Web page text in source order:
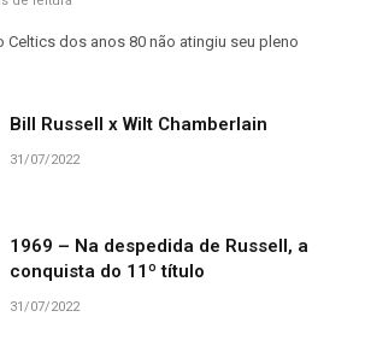
Celtics dos anos 80 não atingiu seu pleno
Bill Russell x Wilt Chamberlain
31/07/2022
1969 – Na despedida de Russell, a
conquista do 11º título
31/07/2022